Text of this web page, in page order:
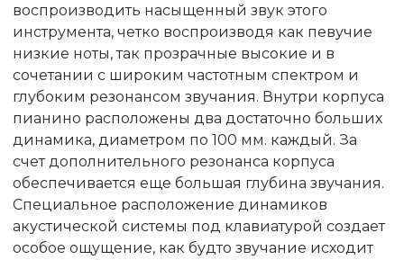
воспроизводить насыщенный звук этого
инструмента, четко воспроизводя как певучие
низкие ноты, так прозрачные высокие и в
сочетании с широким частотным спектром и
глубоким резонансом звучания. Внутри корпуса
пианино расположены два достаточно больших
динамика, диаметром по 100 мм. каждый. За
счет дополнительного резонанса корпуса
обеспечивается еще большая глубина звучания.
Специальное расположение динамиков
акустической системы под клавиатурой создает
особое ощущение, как будто звучание исходит